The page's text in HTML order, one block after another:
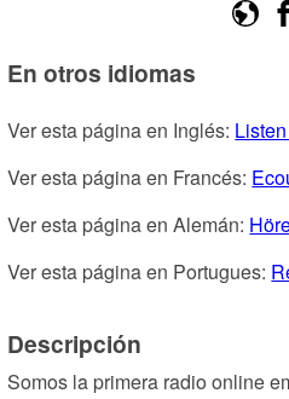
En otros idiomas
Ver esta página en Inglés:
Ver esta página en Francés:
Ver esta página en Alemán:
Ver esta página en Portugues:
Descripción
Somos la primera radio online